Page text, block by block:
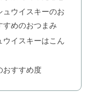
ウイスキーのお
めのおつまみ
イスキーはこん
おすすめ度